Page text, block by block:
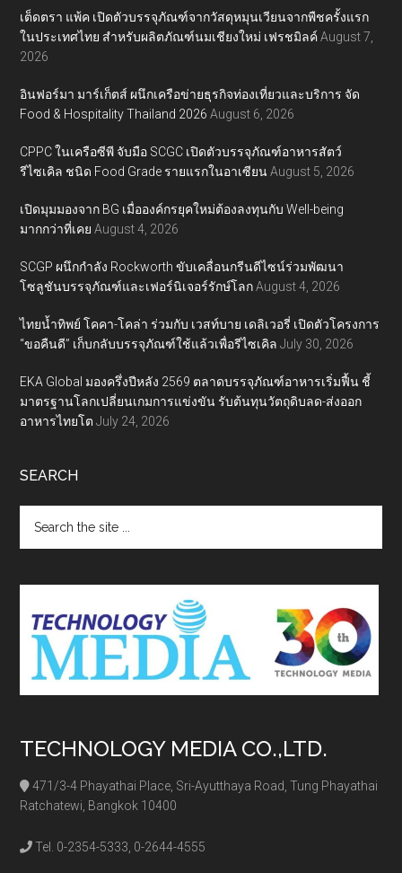
เต็ดตรา แพ้ค เปิดตัวบรรจุภัณฑ์จากวัสดุหมุนเวียนจากพืชครั้งแรก
ในประเทศไทย สำหรับผลิตภัณฑ์นมเชียงใหม่ เฟรชมิลค์ August 7,
2026
อินฟอร์มา มาร์เก็ตส์ ผนึกเครือข่ายธุรกิจท่องเที่ยวและบริการ จัด
Food & Hospitality Thailand 2026 August 6, 2026
CPPC ในเครือซีพี จับมือ SCGC เปิดตัวบรรจุภัณฑ์อาหารสัตว์
รีไซเคิล ชนิด Food Grade รายแรกในอาเซียน August 5, 2026
เปิดมุมมองจาก BG เมื่อองค์กรยุคใหม่ต้องลงทุนกับ Well-being
มากกว่าที่เคย August 4, 2026
SCGP ผนึกกำลัง Rockworth ขับเคลื่อนกรีนดีไซน์ร่วมพัฒนา
โซลูชันบรรจุภัณฑ์และเฟอร์นิเจอร์รักษ์โลก August 4, 2026
ไทยน้ำทิพย์ โคคา-โคล่า ร่วมกับ เวสท์บาย เดลิเวอรี่ เปิดตัวโครงการ
“ขอคืนดี” เก็บกลับบรรจุภัณฑ์ใช้แล้วเพื่อรีไซเคิล July 30, 2026
EKA Global มองครึ่งปีหลัง 2569 ตลาดบรรจุภัณฑ์อาหารเริ่มฟื้น ชี้
มาตรฐานโลกเปลี่ยนเกมการแข่งขัน รับต้นทุนวัตถุดิบลด-ส่งออก
อาหารไทยโต July 24, 2026
SEARCH
the
TECHNOLOGY MEDIA CO.,LTD.
471/3-4 Phayathai Place, Sri-Ayutthaya Road, Tung Phayathai
Ratchatewi, Bangkok 10400
Tel. 0-2354-5333, 0-2644-4555